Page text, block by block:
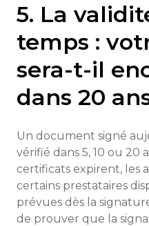
5. La
temps :
sera-t-il
dans 20
Un document signé
vérifié dans 5, 10 ou 20
certificats expirent, les
certains prestataires
prévues dès la
de prouver que la